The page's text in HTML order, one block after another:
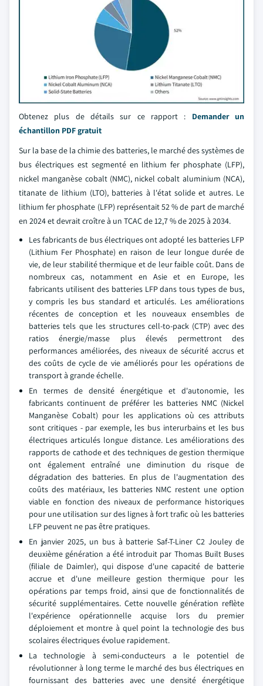
Obtenez plus de détails sur ce rapport : Demander un
échantillon PDF gratuit
Sur la base de la chimie des batteries, le marché des systèmes de
bus électriques est segmenté en lithium fer phosphate (LFP),
nickel manganèse cobalt (NMC), nickel cobalt aluminium (NCA),
titanate de lithium (LTO), batteries à l'état solide et autres. Le
lithium fer phosphate (LFP) représentait 52 % de part de marché
en 2024 et devrait croître à un TCAC de 12,7 % de 2025 à 2034.
Les fabricants de bus électriques ont adopté les batteries LFP
(Lithium Fer Phosphate) en raison de leur longue durée de
vie, de leur stabilité thermique et de leur faible coût. Dans de
nombreux cas, notamment en Asie et en Europe, les
fabricants utilisent des batteries LFP dans tous types de bus,
y compris les bus standard et articulés. Les améliorations
récentes de conception et les nouveaux ensembles de
batteries tels que les structures cell-to-pack (CTP) avec des
ratios énergie/masse plus élevés permettront des
performances améliorées, des niveaux de sécurité accrus et
des coûts de cycle de vie améliorés pour les opérations de
transport à grande échelle.
En termes de densité énergétique et d'autonomie, les
fabricants continuent de préférer les batteries NMC (Nickel
Manganèse Cobalt) pour les applications où ces attributs
sont critiques - par exemple, les bus interurbains et les bus
électriques articulés longue distance. Les améliorations des
rapports de cathode et des techniques de gestion thermique
ont également entraîné une diminution du risque de
dégradation des batteries. En plus de l'augmentation des
coûts des matériaux, les batteries NMC restent une option
viable en fonction des niveaux de performance historiques
pour une utilisation sur des lignes à fort trafic où les batteries
LFP peuvent ne pas être pratiques.
En janvier 2025, un bus à batterie Saf-T-Liner C2 Jouley de
deuxième génération a été introduit par Thomas Built Buses
(filiale de Daimler), qui dispose d'une capacité de batterie
accrue et d'une meilleure gestion thermique pour les
opérations par temps froid, ainsi que de fonctionnalités de
sécurité supplémentaires. Cette nouvelle génération reflète
l'expérience opérationnelle acquise lors du premier
déploiement et montre à quel point la technologie des bus
scolaires électriques évolue rapidement.
La technologie à semi-conducteurs a le potentiel de
révolutionner à long terme le marché des bus électriques en
fournissant des batteries avec une densité énergétique